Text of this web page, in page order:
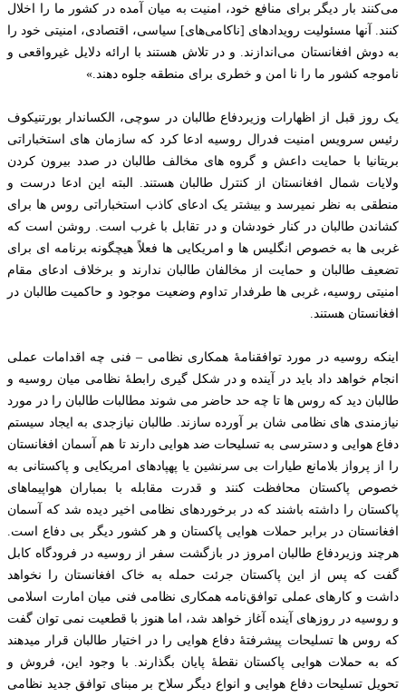
می‌کنند بار دیگر برای منافع خود، امنیت به میان آمده در کشور ما را اخلال
کنند. آنها مسئولیت رویدادهای [ناکامی‌های] سیاسی، اقتصادی، امنیتی خود را
به دوش افغانستان می‌اندازند. و در تلاش هستند با ارائه دلایل غیرواقعی و
ناموجه کشور ما را نا امن و خطری برای منطقه جلوه دهند.»
یک روز قبل از اظهارات وزیردفاع طالبان در سوچی، الکساندار بورتنیکوف
رئیس سرویس امنیت فدرال روسیه ادعا کرد که سازمان های استخباراتی
بریتانیا با حمایت داعش و گروه های مخالف طالبان در صدد بیرون کردن
ولایات شمال افغانستان از کنترل طالبان هستند. البته این ادعا درست و
منطقی به نظر نمیرسد و بیشتر یک ادعای کاذب استخباراتی روس ها برای
کشاندن طالبان در کنار خودشان و در تقابل با غرب است. روشن است که
غربی ها به خصوص انگلیس ها و امریکایی ها فعلاً هیچگونه برنامه ای برای
تضعیف طالبان و حمایت از مخالفان طالبان ندارند و برخلاف ادعای مقام
امنیتی روسیه، غربی ها طرفدار تداوم وضعیت موجود و حاکمیت طالبان در
افغانستان هستند.
اینکه روسیه در مورد توافقنامۀ همکاری نظامی – فنی چه اقدامات عملی
انجام خواهد داد باید در آینده و در شکل گیری رابطۀ نظامی میان روسیه و
طالبان دید که روس ها تا چه حد حاضر می شوند مطالبات طالبان را در مورد
نیازمندی های نظامی شان بر آورده سازند. طالبان نیازجدی به ایجاد سیستم
دفاع هوایی و دسترسی به تسلیحات ضد هوایی دارند تا هم آسمان افغانستان
را از پرواز بلامانع طیارات بی سرنشین یا پهپادهای امریکایی و پاکستانی به
خصوص پاکستان محافظت کنند و قدرت مقابله با بمباران هواپیماهای
پاکستان را داشته باشند که در برخوردهای نظامی اخیر دیده شد که آسمان
افغانستان در برابر حملات هوایی پاکستان و هر کشور دیگر بی دفاع است.
هرچند وزیردفاع طالبان امروز در بازگشت سفر از روسیه در فرودگاه کابل
گفت که پس از این پاکستان جرئت حمله به خاک افغانستان را نخواهد
داشت و کارهای عملی توافق‌نامه همکاری نظامی فنی میان امارت اسلامی
و روسیه در روزهای آینده آغاز خواهد شد، اما هنوز با قطعیت نمی توان گفت
که روس ها تسلیحات پیشرفتۀ دفاع هوایی را در اختیار طالبان قرار میدهند
که به حملات هوایی پاکستان نقطۀ پایان بگذارند. با وجود این، فروش و
تحویل تسلیحات دفاع هوایی و انواع دیگر سلاح بر مبنای توافق جدید نظامی